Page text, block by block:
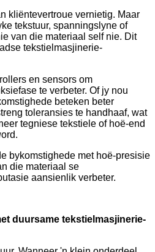
kliëntevertroue vernietig. Maar
tekstuur, spanningslyne of
van die materiaal self nie. Dit
tekstielmasjinerie-
en sensors om
te verbeter. Of jy nou
beteken beter
toleransies te handhaaf, wat
tegniese tekstiele of hoë-end
bykomstighede met hoë-presisie
die materiaal se
aansienlik verbeter.
duursame tekstielmasjinerie-